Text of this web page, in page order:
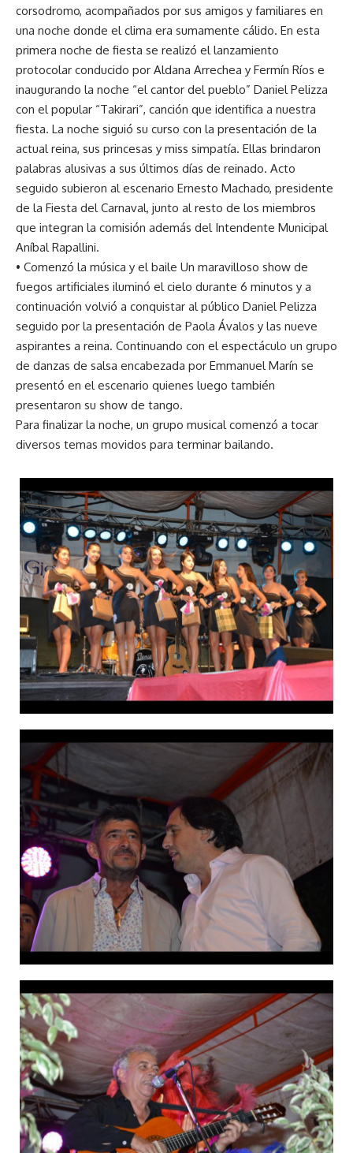
corsodromo, acompañados por sus amigos y familiares en
una noche donde el clima era sumamente cálido. En esta
primera noche de fiesta se realizó el lanzamiento
protocolar conducido por Aldana Arrechea y Fermín Ríos e
inaugurando la noche “el cantor del pueblo” Daniel Pelizza
con el popular “Takirari”, canción que identifica a nuestra
fiesta. La noche siguió su curso con la presentación de la
actual reina, sus princesas y miss simpatía. Ellas brindaron
palabras alusivas a sus últimos días de reinado. Acto
seguido subieron al escenario Ernesto Machado, presidente
de la Fiesta del Carnaval, junto al resto de los miembros
que integran la comisión además del Intendente Municipal
Aníbal Rapallini.
• Comenzó la música y el baile Un maravilloso show de
fuegos artificiales iluminó el cielo durante 6 minutos y a
continuación volvió a conquistar al público Daniel Pelizza
seguido por la presentación de Paola Ávalos y las nueve
aspirantes a reina. Continuando con el espectáculo un grupo
de danzas de salsa encabezada por Emmanuel Marín se
presentó en el escenario quienes luego también
presentaron su show de tango.
Para finalizar la noche, un grupo musical comenzó a tocar
diversos temas movidos para terminar bailando.